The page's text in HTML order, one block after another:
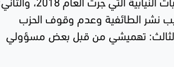
نشر الطائفية وعدم وقوف الحزب
تهميشي من قبل بعض مسؤولي